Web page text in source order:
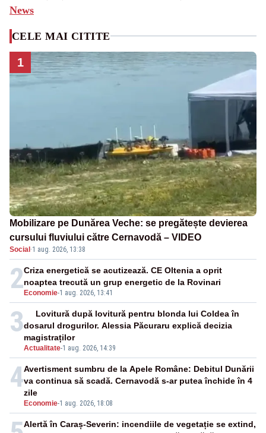
News
CELE MAI CITITE
1
Mobilizare pe Dunărea Veche: se pregătește devierea
cursului fluviului către Cernavodă – VIDEO
Social ·1 aug. 2026, 13:38
2 Economie-1 aug. 2026, 13:41
Criza energetică se acutizează. CE Oltenia a oprit
noaptea trecută un grup energetic de la Rovinari
3
Actualitate-1 aug. 2026, 14:39
Lovitură după lovitură pentru blonda lui Coldea în
dosarul drogurilor. Alessia Păcuraru explică decizia
magistraților
4
Economie-1 aug. 2026, 18:08
Avertisment sumbru de la Apele Române: Debitul Dunării
va continua să scadă. Cernavodă s-ar putea închide în 4
zile
Alertă în Caraș-Severin: incendiile de vegetație se extind,